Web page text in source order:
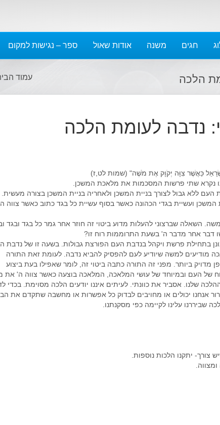
חגים משנה אודות שאול ספר – נגישות למקום
הלכה עמוד
נדבה לעומת הלכה
כַּאֲשֶׁר צִוָּה יְקֹוָק אֶת מֹשֶׁה" (שמות לט,ז)
נקרא שתי פרשות המסכמות את מלאכת המשכן.
ללא גבול לצורך בניית המשכן ולאחריה בניית המשכן בצורה מעשית.
ועשיית בגדי הכהונה כאשר בסוף עשיית כל בגד כתוב כאשר צווה
השאלה שברצוני להעלות מדוע ביטוי זה חוזר אחר גמר כל בגד ובגד
דבר אחר מדבר ה' בשעת התרוממות רוח זו?
בתחילת פרשת ויקהל בנדבת העם הפורצת גבולות. בשעה זו של נדבת
מודיעים למשה שיודיע לעם להפסיק להביא נדבה. לעומת זאת התורה
מדויק ביותר. מפני זה התורה כתבה ביטוי זה, לומר שאפילו בעת ביצוע
של העם ובמיוחד של עושי המלאכה, המלאכה בוצעה כאשר צווה ה' את
שלנו. אסביר את כוונתי. לעיתים איננו יודעים הלכה מסוימת. בכדי
אנחנו יכולים או מחויבים לבדוק כל אפשרות או מחשבה שתקדם את
שביררנו עלינו לקיימה כפי מסקנתנו.
צורך- יתקנו הלכות נוספות.
דצמבר 2022
אוקטובר 2022
יוני 2022
מאי 2022
מרץ 2022
פברואר 2022
ינואר 2022
דצמבר 2021
אוקטובר 2021